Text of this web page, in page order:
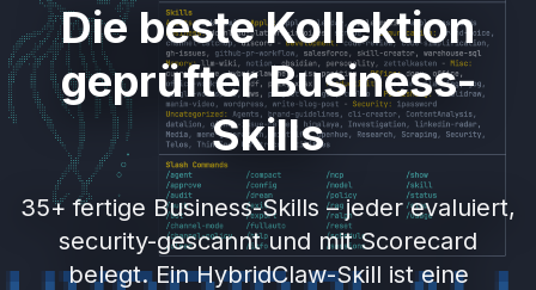
Die beste Kollektion
geprüfter Business-
Skills
35+ fertige Business-Skills – jeder evaluiert,
security-gescannt und mit Scorecard
belegt. Ein HybridClaw-Skill ist eine